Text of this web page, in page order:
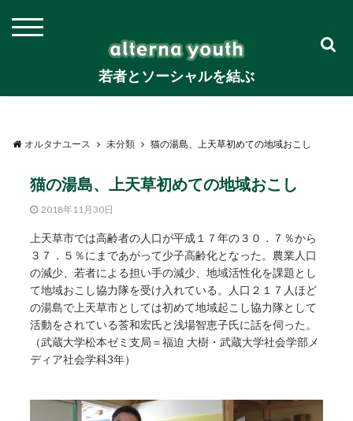
若者とソーシャルを結ぶ
オルタナユース 未分類 猫の湯島、上天草初めての地域おこし
猫の湯島、上天草初めての地域おこし
2018年11月30日
上天草市では高齢者の人口が平成１７年の３０．７％から
３７．５％にまであがって少子高齢化となった。農業人口
の減少、若者による担い手の減少、地域活性化を課題とし
て地域おこし協力隊を受け入れている。人口２１７人ほど
の湯島で上天草市としては初めて地域起こし協力隊として
活動をされている莟和宏氏と浅場智恵子氏に話を伺った。
（武蔵大学松本ゼミ支局＝福迫 大樹・武蔵大学社会学部メ
ディア社会学科3年）